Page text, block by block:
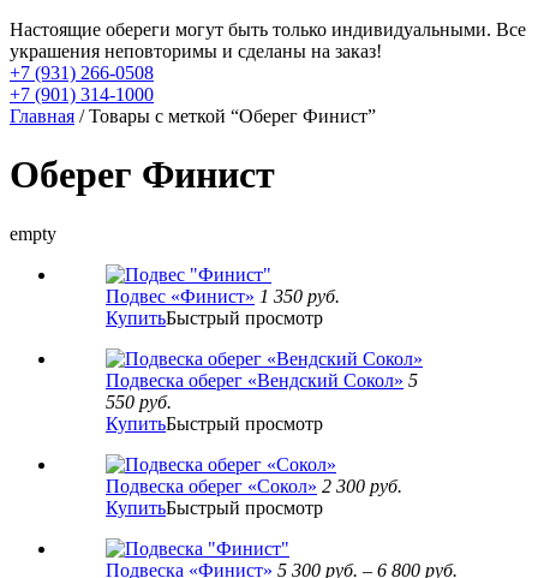
Настоящие обереги могут быть только индивидуальными. Все
украшения неповторимы и сделаны на заказ!
+7 (931) 266-0508
+7 (901) 314-1000
Главная / Товары с меткой “Оберег Финист”
Оберег Финист
empty
Подвес «Финист» 1 350 руб.
КупитьБыстрый просмотр
Подвеска оберег «Вендский Сокол» 5
550 руб.
КупитьБыстрый просмотр
Подвеска оберег «Сокол» 2 300 руб.
КупитьБыстрый просмотр
Подвеска «Финист» 5 300 руб. – 6 800 руб.